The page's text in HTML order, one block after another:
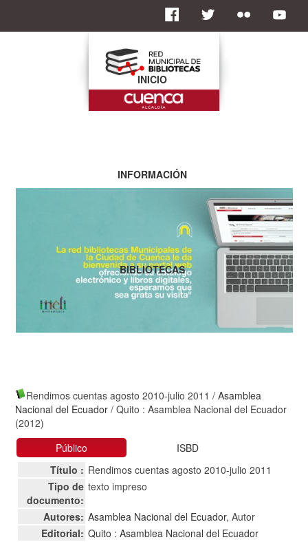
Rendimos cuentas agosto 2010-julio 2011 /Asamblea
Nacional del Ecuador / Quito : Asamblea Nacional del Ecuador
(2012)
Público
ISBD
Título : Rendimos cuentas agosto 2010-julio 2011
Tipo de
documento:
texto impreso
Autores: Asamblea Nacional del Ecuador, Autor
Editorial: Quito : Asamblea Nacional del Ecuador
INICIO
INFORMACIÓN
BIBLIOTECAS